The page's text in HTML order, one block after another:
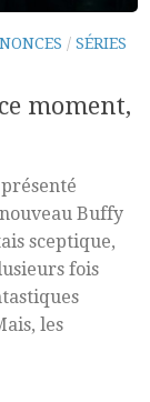
/ SÉRIES
moment,
Buffy
sceptique,
fois
les